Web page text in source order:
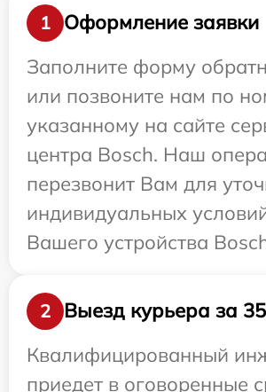
1
Оформление заявки
Заполните форму
или позвоните нам по
указанному на сайте
центра Bosch. Наш
перезвонит Вам для
индивидуальных
Вашего устройства
2
Выезд курьера за
Квалифицированный
приедет в оговоренные